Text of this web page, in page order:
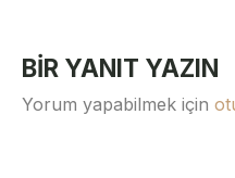
BIR YANIT YAZIN
Yorum yapabilmek için